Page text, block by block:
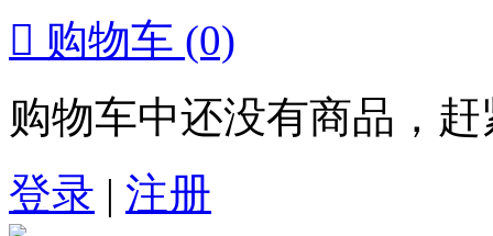
 购物车 (0)
购物车中还没有商品，
登录 | 注册